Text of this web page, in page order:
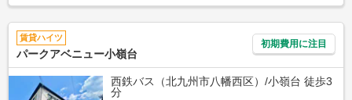
賃貸ハイツ
パークアベニュー小嶺台
初期費用に注目
西鉄バス（北九州市八幡西区）/小嶺台 徒歩3
分